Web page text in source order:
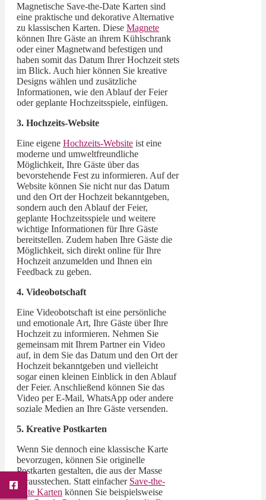
Magnetische Save-the-Date Karten sind
eine praktische und dekorative Alternative
zu klassischen Karten. Diese Magnete
können Ihre Gäste an ihrem Kühlschrank
oder einer Magnetwand befestigen und
haben somit das Datum Ihrer Hochzeit stets
im Blick. Auch hier können Sie kreative
Designs wählen und zusätzliche
Informationen, wie den Ablauf der Feier
oder geplante Hochzeitsspiele, einfügen.
3. Hochzeits-Website
Eine eigene Hochzeits-Website ist eine
moderne und umweltfreundliche
Möglichkeit, Ihre Gäste über das
bevorstehende Fest zu informieren. Auf der
Website können Sie nicht nur das Datum
und den Ort der Hochzeit bekanntgeben,
sondern auch den Ablauf der Feier,
geplante Hochzeitsspiele und weitere
wichtige Informationen für Ihre Gäste
bereitstellen. Zudem haben Ihre Gäste die
Möglichkeit, sich direkt online für Ihre
Hochzeit anzumelden und Ihnen ein
Feedback zu geben.
4. Videobotschaft
Eine Videobotschaft ist eine persönliche
und emotionale Art, Ihre Gäste über Ihre
Hochzeit zu informieren. Nehmen Sie
gemeinsam mit Ihrem Partner ein Video
auf, in dem Sie das Datum und den Ort der
Hochzeit bekanntgeben und vielleicht
sogar einen kleinen Einblick in den Ablauf
der Feier. Anschließend können Sie das
Video per E-Mail, WhatsApp oder andere
soziale Medien an Ihre Gäste versenden.
5. Kreative Postkarten
Wenn Sie dennoch eine klassische Karte
bevorzugen, können Sie originelle
Postkarten gestalten, die aus der Masse
herausstechen. Statt einfacher Save-the-
Date Karten können Sie beispielsweise